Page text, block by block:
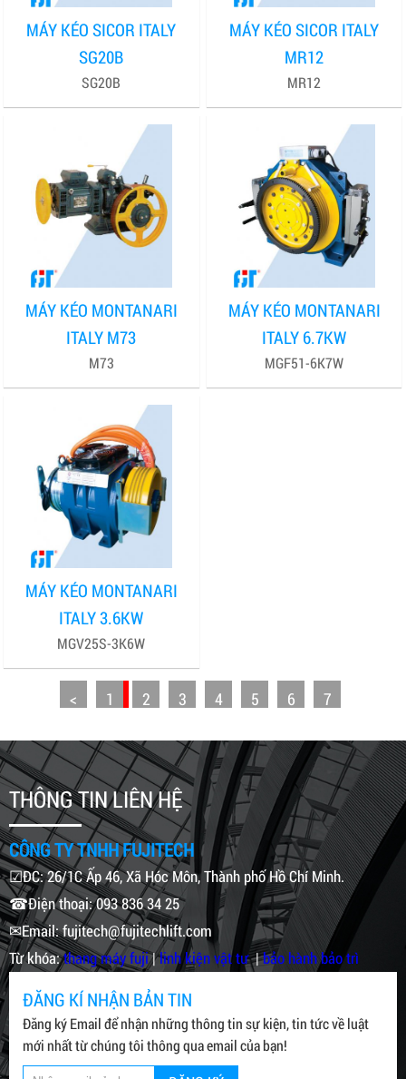
MÁY KÉO SICOR ITALY
SG20B
SG20B
MÁY KÉO SICOR ITALY
MR12
MR12
MÁY KÉO MONTANARI
ITALY M73
M73
MÁY KÉO MONTANARI
ITALY 6.7KW
MGF51-6K7W
MÁY KÉO MONTANARI
ITALY 3.6KW
MGV25S-3K6W
< 1 2 3 4 5 6 7
THÔNG TIN LIÊN HỆ
CÔNG TY TNHH FUJITECH
☑ĐC: 26/1C Ấp 46, Xã Hóc Môn, Thành phố Hồ Chí Minh.
☎Điện thoại: 093 836 34 25
✉Email: fujitech@fujitechlift.com
Từ khóa:thang máy fuji|linh kiện vật tư|bảo hành bảo trì
ĐĂNG KÍ NHẬN BẢN TIN
Đăng ký Email để nhận những thông tin sự kiện, tin tức về luật
mới nhất từ chúng tôi thông qua email của bạn!